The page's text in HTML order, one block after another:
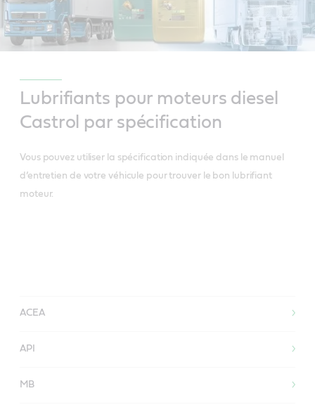
Lubrifiants pour moteurs diesel
Castrol par spécification
Vous pouvez utiliser la spécification indiquée dans le manuel
d’entretien de votre véhicule pour trouver le bon lubrifiant
moteur.
ACEA
API
MB